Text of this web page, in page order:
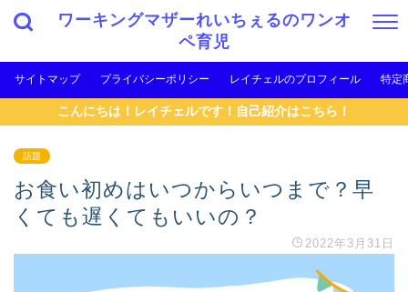
ワーキングマザーれいちぇるのワンオ
ペ育児
サイトマップ プライバシーポリシー レイチェルのプロフィール 特定
こんにちは！レイチェルです！自己紹介はこちら！
話題
お食い初めはいつからいつまで？早
くても遅くてもいいの？
2022年3月31日